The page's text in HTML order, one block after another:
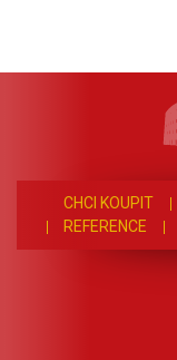
CHCI KOUPIT
REFERENCE